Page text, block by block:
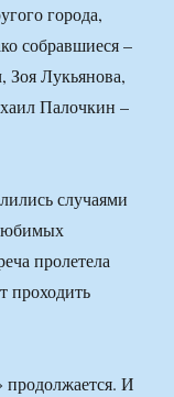
города,
собравшиеся –
Зоя Лукьянова,
Палочкин –
случаями
пролетела
проходить
продолжается. И